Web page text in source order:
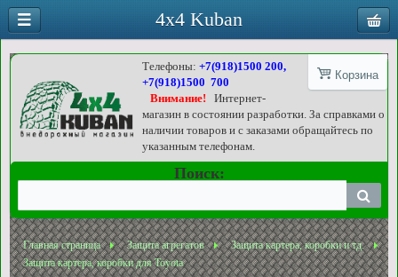
Корзина
Телефоны:+7(918)1500 200,
+7(918)1500 700
Внимание!
Интернет-
магазин в состоянии разработки. За справками о
наличии товаров и с заказами обращайтесь по
указанным телефонам.
Поиск:
Главная страница Защита агрегатов
Защита картера, коробки и тд.
Защита картера, коробки для Toyota
4x4 Kuban